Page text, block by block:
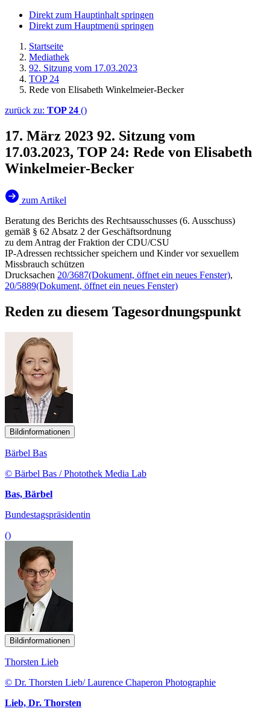
Direkt zum Hauptinhalt springen
Direkt zum Hauptmenü springen
Startseite
Mediathek
92. Sitzung vom 17.03.2023
TOP 24
Rede von Elisabeth Winkelmeier-Becker
zurück zu: TOP 24 ()
17. März 2023 92. Sitzung vom
17.03.2023, TOP 24: Rede von Elisabeth
Winkelmeier-Becker
zum Artikel
Beratung des Berichts des Rechtsausschusses (6. Ausschuss)
gemäß § 62 Absatz 2 der Geschäftsordnung
zu dem Antrag der Fraktion der CDU/CSU
IP-Adressen rechtssicher speichern und Kinder vor sexuellem
Missbrauch schützen
Drucksachen 20/3687(Dokument, öffnet ein neues Fenster),
20/5889(Dokument, öffnet ein neues Fenster)
Reden zu diesem Tagesordnungspunkt
Bildinformationen
Bärbel Bas
© Bärbel Bas / Photothek Media Lab
Bas, Bärbel
Bundestagspräsidentin
()
Bildinformationen
Thorsten Lieb
© Dr. Thorsten Lieb/ Laurence Chaperon Photographie
Lieb, Dr. Thorsten